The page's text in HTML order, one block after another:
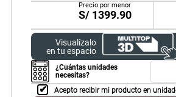
Precio por menor
S/ 1399.90
Visualízalo
en tu espacio
¿Cuántas unidades
necesitas?
Acepto recibir mi producto en